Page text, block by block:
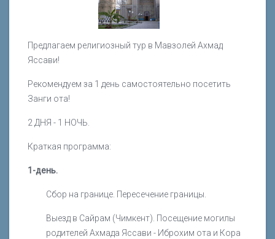
Предлагаем религиозный тур в Мавзолей Ахмад
Яссави!
Рекомендуем за 1 день самостоятельно посетить
Занги ота!
2 ДНЯ - 1 НОЧЬ.
Краткая программа:
1-день.
Сбор на границе. Пересечение границы.
Выезд в Сайрам (Чимкент). Посещение могилы
родителей Ахмада Яссави - Иброхим ота и Кора